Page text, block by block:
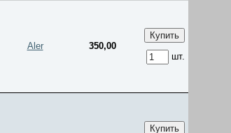
Aler
350,00
шт.